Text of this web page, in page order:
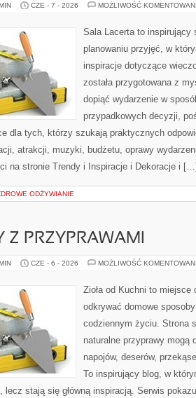
CZE - 7 - 2026 MOŻLIWOŚĆ
Sala Lacerta to inspirujący
planowaniu przyjęć, w
inspiracje dotyczące
została przygotowana z
dopiąć wydarzenie w
przypadkowych decyzji,
dla tych, którzy szukają praktycznych
atrakcji, muzyki, budżetu, oprawy
na stronie Trendy i Inspiracje i Dekoracje i
ODŻYWIANIE
Z PRZYPRAWAMI
CZE - 6 - 2026 MOŻLIWOŚĆ
Zioła od Kuchni to
odkrywać domowe
codziennym życiu. Strona
naturalne przyprawy mogą
napojów, deserów,
To inspirujący blog, w
lecz stają się główną inspiracją. Serwis